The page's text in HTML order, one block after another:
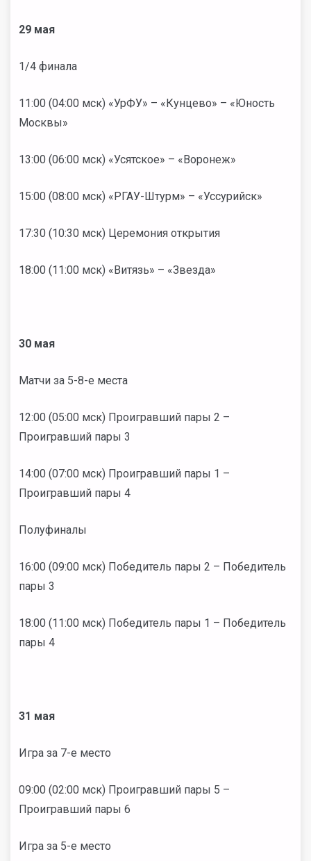
29 мая
1/4 финала
11:00 (04:00 мск) «УрФУ» – «Кунцево» – «Юность
Москвы»
13:00 (06:00 мск) «Усятское» – «Воронеж»
15:00 (08:00 мск) «РГАУ-Штурм» – «Уссурийск»
17:30 (10:30 мск) Церемония открытия
18:00 (11:00 мск) «Витязь» – «Звезда»
30 мая
Матчи за 5-8-е места
12:00 (05:00 мск) Проигравший пары 2 –
Проигравший пары 3
14:00 (07:00 мск) Проигравший пары 1 –
Проигравший пары 4
Полуфиналы
16:00 (09:00 мск) Победитель пары 2 – Победитель
пары 3
18:00 (11:00 мск) Победитель пары 1 – Победитель
пары 4
31 мая
Игра за 7-е место
09:00 (02:00 мск) Проигравший пары 5 –
Проигравший пары 6
Игра за 5-е место